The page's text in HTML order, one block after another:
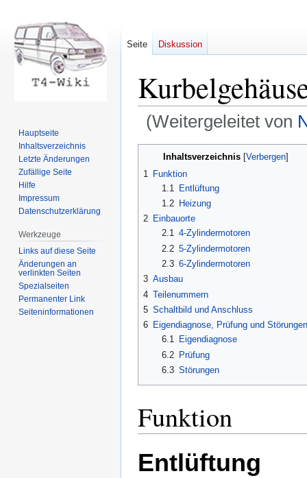
(Weitergeleitet von
Inhaltsverzeichnis
1
Funktion
1.1
Entlüftung
1.2
Heizung
2 Einbauorte
2.1 4-Zylindermotoren
2.2 5-Zylindermotoren
2.3 6-Zylindermotoren
3 Ausbau
4 Teilenummern
5 Schaltbild und Anschluss
6 Eigendiagnose, Prüfung und Störungen
6.1
Eigendiagnose
6.2 Prüfung
6.3 Störungen
Funktion
Entlüftung
Seite Diskussion
Hauptseite
Inhaltsverzeichnis
Letzte Änderungen
Zufällige Seite
Hilfe
Impressum
Datenschutzerklärung
Werkzeuge
Links auf diese Seite
Änderungen an
verlinkten Seiten
Spezialseiten
Permanenter Link
Seiten­informationen